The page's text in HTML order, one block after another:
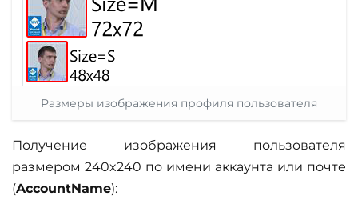
Размеры изображения профиля пользователя
Получение изображения пользователя
размером 240x240 по имени аккаунта или почте
(AccountName):